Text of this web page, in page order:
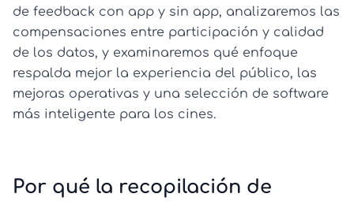
de feedback con app y sin app, analizaremos las
compensaciones entre participación y calidad
de los datos, y examinaremos qué enfoque
respalda mejor la experiencia del público, las
mejoras operativas y una selección de software
más inteligente para los cines.
Por qué la recopilación de